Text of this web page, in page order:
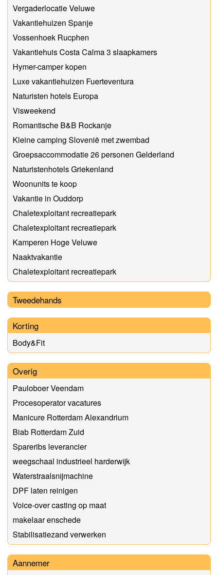
Vergaderlocatie Veluwe
Vakantiehuizen Spanje
Vossenhoek Rucphen
Vakantiehuis Costa Calma 3 slaapkamers
Hymer-camper kopen
Luxe vakantiehuizen Fuerteventura
Naturisten hotels Europa
Visweekend
Romantische B&B Rockanje
Kleine camping Slovenië met zwembad
Groepsaccommodatie 26 personen Gelderland
Naturistenhotels Griekenland
Woonunits te koop
Vakantie in Ouddorp
Chaletexploitant recreatiepark
Chaletexploitant recreatiepark
Kamperen Hoge Veluwe
Naaktvakantie
Chaletexploitant recreatiepark
Tweedehands
Korting
Body&Fit
Overig
Pauloboer Veendam
Procesoperator vacatures
Manicure Rotterdam Alexandrium
Biab Rotterdam Zuid
Spareribs leverancier
weegschaal industrieel harderwijk
Waterstraalsnijmachine
DPF laten reinigen
Voice-over casting op maat
makelaar enschede
Stabilisatiezand verwerken
Aannemer